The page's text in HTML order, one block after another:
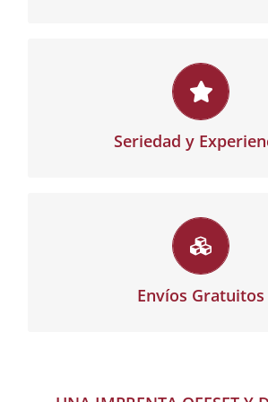
Seriedad y
Seriedad y Experiencia
Más de 20 años de experiencia en
artes gráficas. Todos los trabajos
íntegramente en nuestros
Envíos Gratuitos
Envíos Gratuitos
Para todos tus pedidos en la
cualquier punto de España
gratuito.